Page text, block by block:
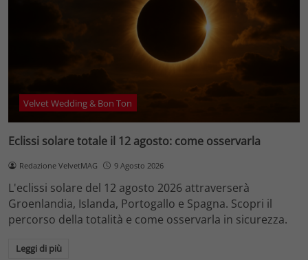
Velvet Wedding & Bon Ton
Eclissi solare totale il 12 agosto: come osservarla
Redazione VelvetMAG 9 Agosto 2026
L'eclissi solare del 12 agosto 2026 attraverserà
Groenlandia, Islanda, Portogallo e Spagna. Scopri il
percorso della totalità e come osservarla in sicurezza.
Leggi di più